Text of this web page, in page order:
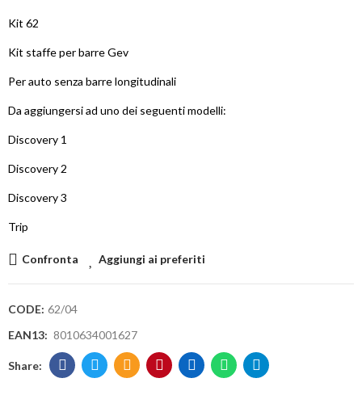
Kit 62
Kit staffe per barre Gev
Per auto senza barre longitudinali
Da aggiungersi ad uno dei seguenti modelli:
Discovery 1
Discovery 2
Discovery 3
Trip
Confronta Aggiungi ai preferiti
CODE: 62/04
EAN13: 8010634001627